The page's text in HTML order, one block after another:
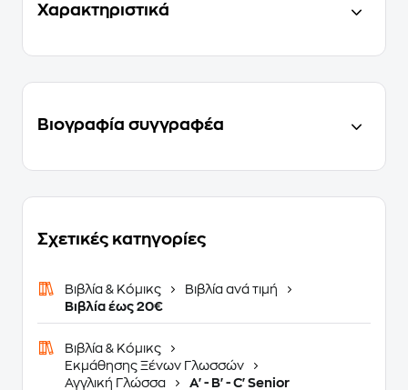
Χαρακτηριστικά
Βιογραφία συγγραφέα
Σχετικές κατηγορίες
Βιβλία & Κόμικς
Βιβλία ανά τιμή
Βιβλία έως 20€
Βιβλία & Κόμικς
Εκμάθησης Ξένων Γλωσσών
Αγγλική Γλώσσα
A' - B' - C' Senior